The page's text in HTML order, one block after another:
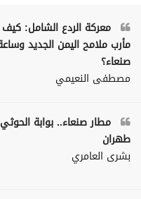
معركة الردع الشامل:
مأرب ملامح اليمن الجديد
صنعاء؟
مصطفى النعيمي
مطار صنعاء.. بوابة
طهران
بشرى العامري